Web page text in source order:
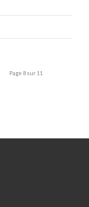
Page 8 sur 11